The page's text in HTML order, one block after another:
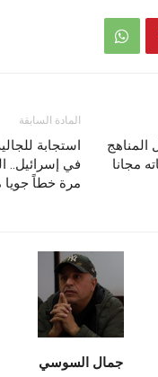
المادة السابقة
استجابة
في إسرائيل..
مرة خطاً جويا
المناهج
مجانا
جمال السوسي